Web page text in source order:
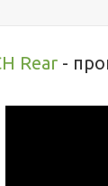
Rear-